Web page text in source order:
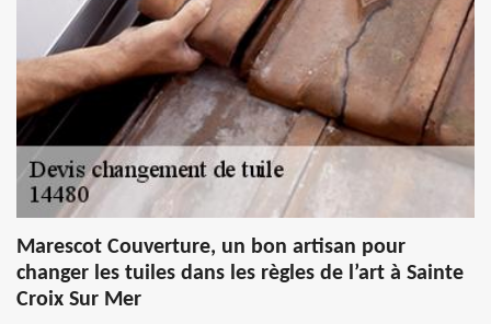
Marescot Couverture, un bon artisan pour
changer les tuiles dans les règles de l’art à Sainte
Croix Sur Mer